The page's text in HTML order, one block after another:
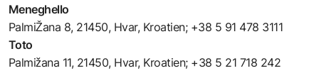
Meneghello
PalmiŽana 8, 21450, Hvar, Kroatien; +38 5 91 478 3111
Toto
Palmižana 11, 21450, Hvar, Kroatien; +38 5 21 718 242